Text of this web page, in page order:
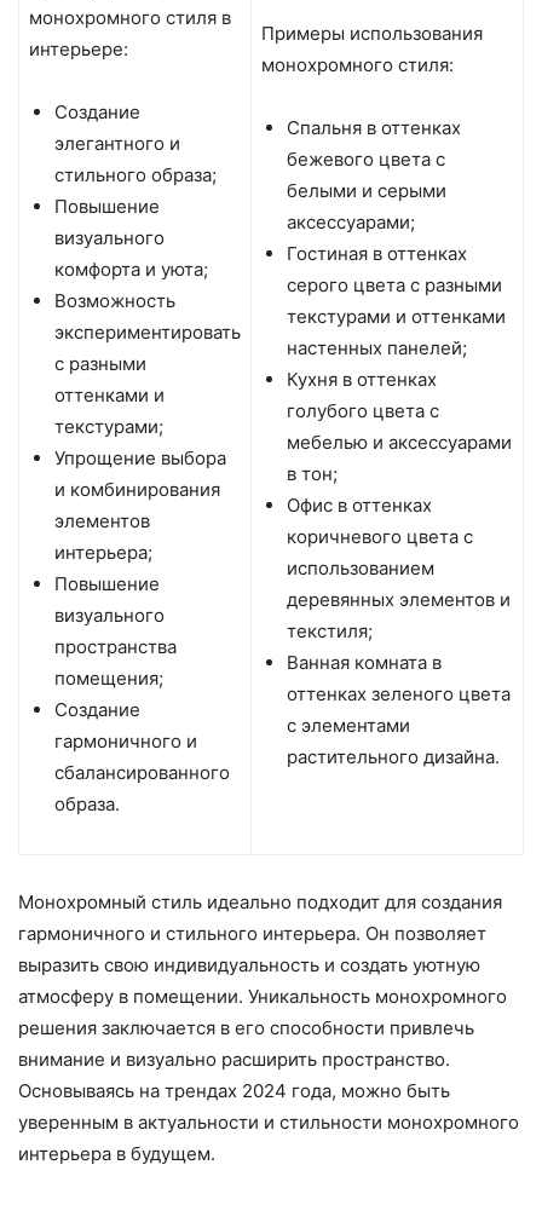
монохромного стиля в
интерьере:
Создание
элегантного и
стильного образа;
Повышение
визуального
комфорта и уюта;
Возможность
экспериментировать
с разными
оттенками и
текстурами;
Упрощение выбора
и комбинирования
элементов
интерьера;
Повышение
визуального
пространства
помещения;
Создание
гармоничного и
сбалансированного
образа.
Примеры использования
монохромного стиля:
Спальня в оттенках
бежевого цвета с
белыми и серыми
аксессуарами;
Гостиная в оттенках
серого цвета с разными
текстурами и оттенками
настенных панелей;
Кухня в оттенках
голубого цвета с
мебелью и аксессуарами
в тон;
Офис в оттенках
коричневого цвета с
использованием
деревянных элементов и
текстиля;
Ванная комната в
оттенках зеленого цвета
с элементами
растительного дизайна.
Монохромный стиль идеально подходит для создания
гармоничного и стильного интерьера. Он позволяет
выразить свою индивидуальность и создать уютную
атмосферу в помещении. Уникальность монохромного
решения заключается в его способности привлечь
внимание и визуально расширить пространство.
Основываясь на трендах 2024 года, можно быть
уверенным в актуальности и стильности монохромного
интерьера в будущем.